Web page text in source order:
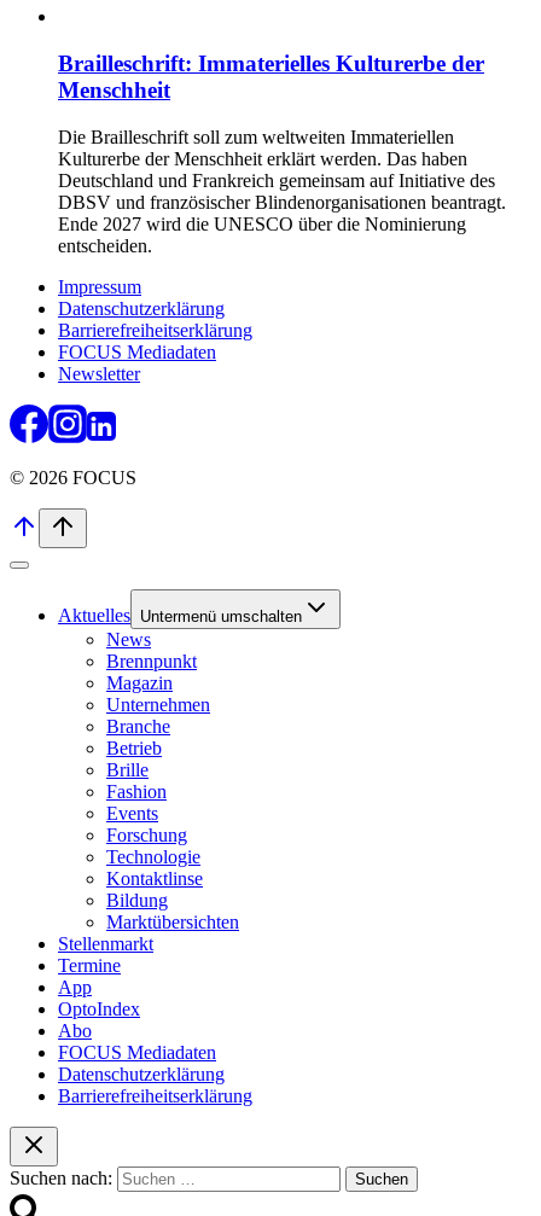
Brailleschrift: Immaterielles Kulturerbe der
Menschheit
Die Brailleschrift soll zum weltweiten Immateriellen
Kulturerbe der Menschheit erklärt werden. Das haben
Deutschland und Frankreich gemeinsam auf Initiative des
DBSV und französischer Blindenorganisationen beantragt.
Ende 2027 wird die UNESCO über die Nominierung
entscheiden.
Impressum
Datenschutzerklärung
Barrierefreiheitserklärung
FOCUS Mediadaten
Newsletter
© 2026 FOCUS
Aktuelles Untermenü umschalten
News
Brennpunkt
Magazin
Unternehmen
Branche
Betrieb
Brille
Fashion
Events
Forschung
Technologie
Kontaktlinse
Bildung
Marktübersichten
Stellenmarkt
Termine
App
OptoIndex
Abo
FOCUS Mediadaten
Datenschutzerklärung
Barrierefreiheitserklärung
Suchen nach: